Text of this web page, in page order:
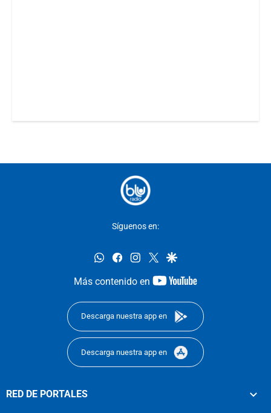
Síguenos en:
whatsappfacebookinstagram
twittergoogle
Más contenido en
youtube-
Descarga nuestra app en
Descarga nuestra app en
RED DE PORTALES